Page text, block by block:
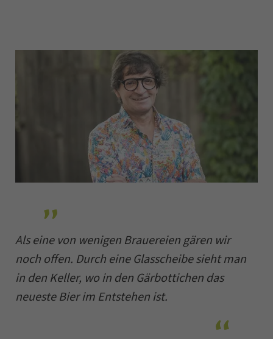
Als eine von wenigen Brauereien gären wir
noch offen. Durch eine Glasscheibe sieht man
in den Keller, wo in den Gärbottichen das
neueste Bier im Entstehen ist.